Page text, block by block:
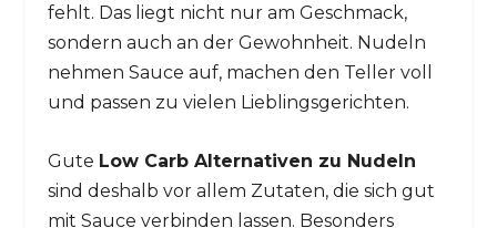
fehlt. Das liegt nicht nur am Geschmack,
sondern auch an der Gewohnheit. Nudeln
nehmen Sauce auf, machen den Teller voll
und passen zu vielen Lieblingsgerichten.
Gute Low Carb Alternativen zu Nudeln
sind deshalb vor allem Zutaten, die sich gut
mit Sauce verbinden lassen. Besonders